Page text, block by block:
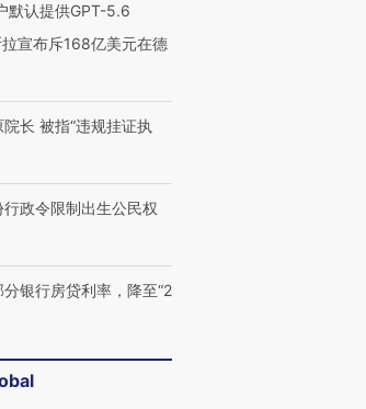
默认提供GPT-5.6
宣布斥168亿美元在德
长 被指“违规挂证执
政令限制出生公民权
银行房贷利率，降至“2